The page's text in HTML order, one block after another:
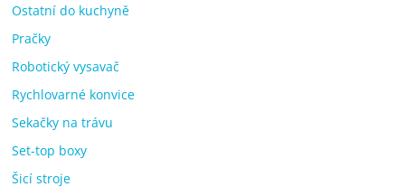
Ostatní do kuchyně
Pračky
Robotický vysavač
Rychlovarné konvice
Sekačky na trávu
Set-top boxy
Šicí stroje